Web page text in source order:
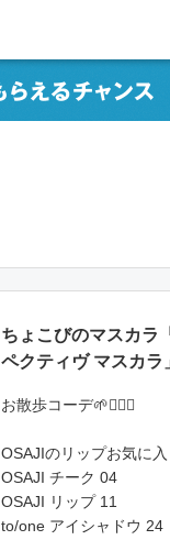
ちょこびのマスカラ
ペクティヴ マスカラ
お散歩コーデ🌱🚶🏻‍♀️
OSAJIのリップお気に入
OSAJI チーク 04
OSAJI リップ 11
to/one アイシャドウ 24